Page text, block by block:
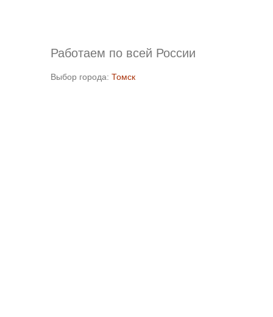
Работаем по всей России
Выбор города: Томск